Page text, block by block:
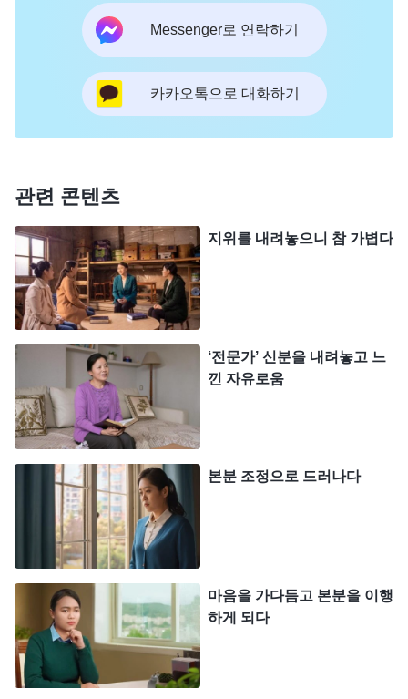
물론이고, 진리
추구와 생명 진입에도 더 공을 들이
는 거야. 그럼 다른 사람들이 발전한 내 모습을 볼 수
있을 테고, 하나님께서도 다시 나를 긍휼히 여겨 기
회를 주시겠지.’ 저는 열심히 ‘추구’하기만 하면 언젠
가 만회할 기회를 얻을 수 있을 거라고 믿었습니다.
내에서 돋보이는 사람이 되고 싶었죠. 그래야 형제자
매들이 저를 우러러볼 테니까요. 그 후 저는 양육 사
역에 매진하기 시작했습니다. 새 신자들이 어떤 문제
나 어려움에 부딪히면 마음을 다해 묵상하며, 하나님
말씀을 찾아 교제하고 해결해 주었습니다. 꿰뚫어 볼
아가 기도하며 구했습니다. 얼마간 시간이 흐르자 새
신자 양육 성과가 점점 좋아졌습니다. 얼마 후 예배
에서는 팀장이 저를 언급하며 제가 요즘 본분 이행에
부담을 갖고 임한다고, 새 신자들의 문제를 해결하는
방법이 있고, 성과도 무척 좋다고 말했죠. 그 말을 듣
자 저는 매우 흡족했고, 이제 모두가 제 본분 이행 성
과를 보았을 거라고 생각했습니다. 여기서 제가 본분
성과를 더 끌어올린다면 더 많은 형제자매의 우러름
을 받을 것이고, 그럼 분명히 발탁될 기회가 생길 것
같았습니다. 그래서 저는 더 열심히 본분을 이행했습
니다. 제가 맡은 사역 외에도 힘닿는 데까지 팀 내 사
역을 맡아 진행했죠. 문제가 발견되면 즉시 책임자에
Messenger로 연락하기
카카오톡으로 대화하기
관련 콘텐츠
지위를 내려놓으니 참 가볍다
‘전문가’ 신분을 내려놓고 느
낀 자유로움
본분 조정으로 드러나다
마음을 가다듬고 본분을 이행
하게 되다